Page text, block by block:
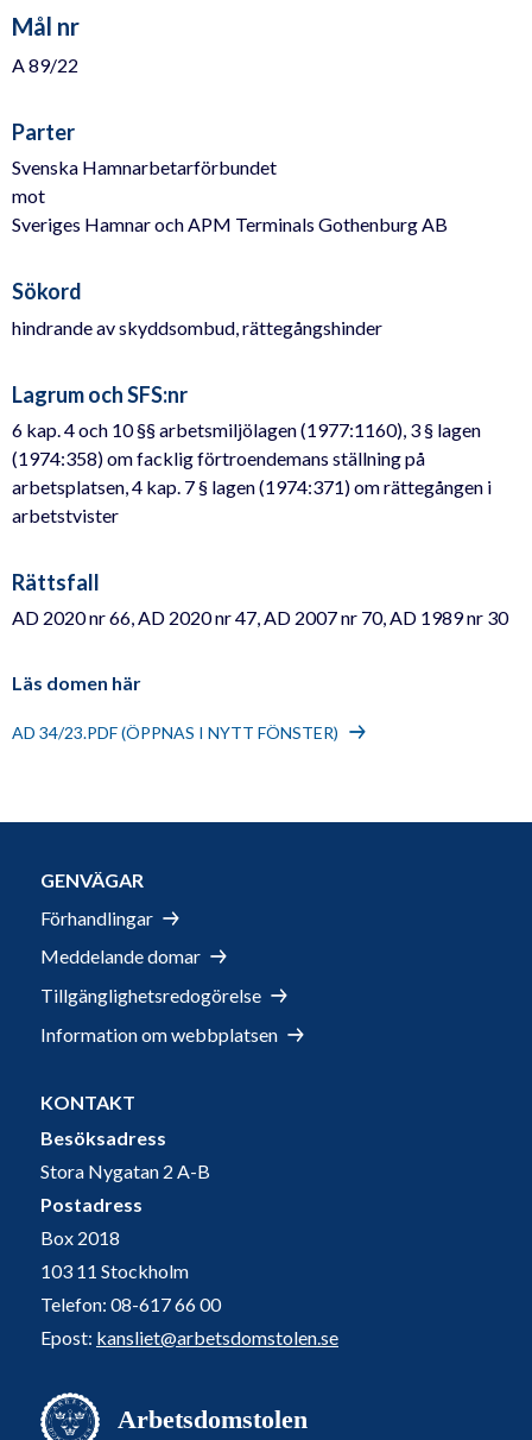
Mål nr
A 89/22
Parter
Svenska Hamnarbetarförbundet
mot
Sveriges Hamnar och APM Terminals Gothenburg AB
Sökord
hindrande av skyddsombud, rättegångshinder
Lagrum och SFS:nr
6 kap. 4 och 10 §§ arbetsmiljölagen (1977:1160), 3 § lagen
(1974:358) om facklig förtroendemans ställning på
arbetsplatsen, 4 kap. 7 § lagen (1974:371) om rättegången i
arbetstvister
Rättsfall
AD 2020 nr 66, AD 2020 nr 47, AD 2007 nr 70, AD 1989 nr 30
Läs domen här
AD 34/23.PDF (ÖPPNAS I NYTT FÖNSTER)
GENVÄGAR
Förhandlingar
Meddelande domar
Tillgänglighetsredogörelse
Information om webbplatsen
KONTAKT
Besöksadress
Stora Nygatan 2 A-B
Postadress
Box 2018
103 11 Stockholm
Telefon: 08-617 66 00
Epost: kansliet@arbetsdomstolen.se